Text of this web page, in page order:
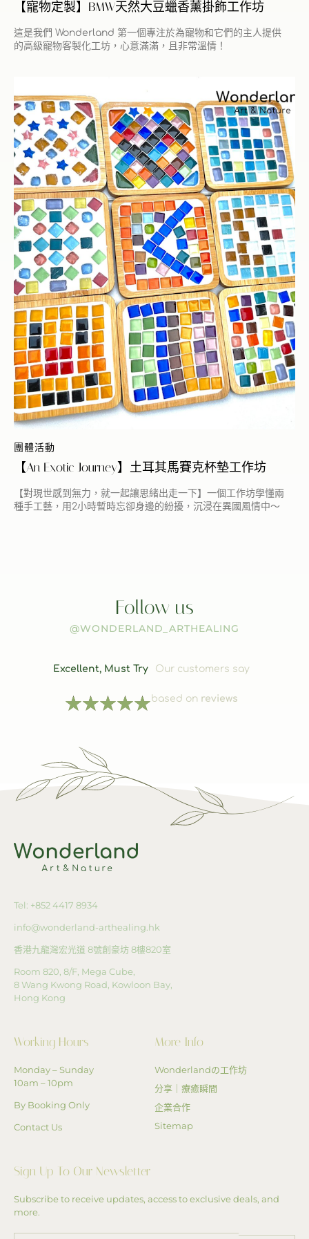
【寵物定製】BMW天然大豆蠟香薰掛飾工作坊
這是我們 Wonderland 第一個專注於為寵物和它們的主人提供
的高級寵物客製化工坊，心意滿滿，且非常溫情！
團體活動
【An Exotic Journey】土耳其馬賽克杯墊工作坊
【對現世感到無力，就一起讓思緒出走一下】一個工作坊學懂兩
種手工藝，用2小時暫時忘卻身邊的紛擾，沉浸在異國風情中～
Follow us
@WONDERLAND_ARTHEALING
Excellent, Must Try Our customers say
★★★★★based on reviews
Tel: +852 4417 8934
info@wonderland-arthealing.hk
香港九龍灣宏光道 8號創豪坊8樓820室
Room 820, 8/F, Mega Cube,
8 Wang Kwong Road, Kowloon Bay,
Hong Kong
Working Hours
Monday – Sunday
10am – 10pm
By Booking Only
Contact Us
More Info
Wonderlandの工作坊
分享｜療癒瞬間
企業合作
Sitemap
Sign Up To Our Newsletter
Subscribe to receive updates, access to exclusive deals, and
more.